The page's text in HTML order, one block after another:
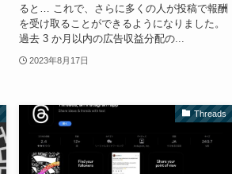
ると… これで、さらに多くの人が投稿で報酬
を受け取ることができるようになりました。
過去 3 か月以内の広告収益分配の...
2023年8月17日
Threads